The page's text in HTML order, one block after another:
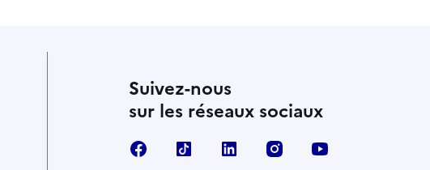
Suivez-nous
sur les réseaux sociaux
FacebookTikTok LinkedIn Instagram